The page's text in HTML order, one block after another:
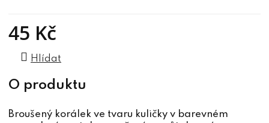
45 Kč
Hlídat
Broušený korálek ve tvaru kuličky v barevném